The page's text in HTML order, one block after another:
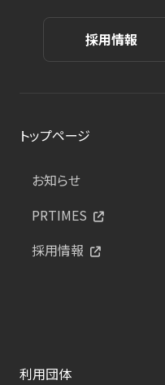
採用情報
トップページ
お知らせ
PRTIMES
採用情報
利用団体